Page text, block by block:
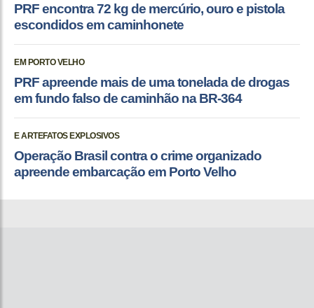
PRF encontra 72 kg de mercúrio, ouro e pistola
escondidos em caminhonete
EM PORTO VELHO
PRF apreende mais de uma tonelada de drogas
em fundo falso de caminhão na BR-364
E ARTEFATOS EXPLOSIVOS
Operação Brasil contra o crime organizado
apreende embarcação em Porto Velho